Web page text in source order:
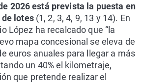
2026 está prevista la puesta en
lotes (1, 2, 3, 4, 9, 13 y 14). En
López ha recalcado que “la
mapa concesional se eleva de
euros anuales para llegar a más
un 40% el kilometraje,
que pretende realizar el